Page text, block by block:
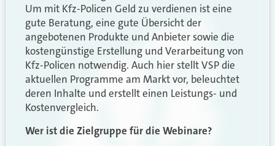
Um mit Kfz-Policen Geld zu verdienen ist eine
gute Beratung, eine gute Übersicht der
angebotenen Produkte und Anbieter sowie die
kostengünstige Erstellung und Verarbeitung von
Kfz-Policen notwendig. Auch hier stellt VSP die
aktuellen Programme am Markt vor, beleuchtet
deren Inhalte und erstellt einen Leistungs- und
Kostenvergleich.
Wer ist die Zielgruppe für die Webinare?